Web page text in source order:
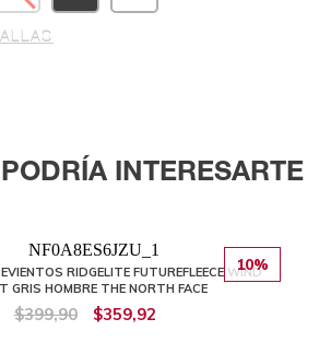
INTERESARTE
10%
RIDGELITE FUTUREFLEECE WIND
GRIS HOMBRE THE NORTH FACE
$399,90 $359,92